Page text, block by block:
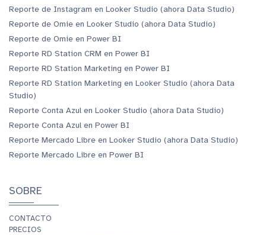
Reporte de Instagram en Looker Studio (ahora Data Studio)
Reporte de Omie en Looker Studio (ahora Data Studio)
Reporte de Omie en Power BI
Reporte RD Station CRM en Power BI
Reporte RD Station Marketing en Power BI
Reporte RD Station Marketing en Looker Studio (ahora Data
Studio)
Reporte Conta Azul en Looker Studio (ahora Data Studio)
Reporte Conta Azul en Power BI
Reporte Mercado Libre en Looker Studio (ahora Data Studio)
Reporte Mercado Libre en Power BI
SOBRE
CONTACTO
PRECIOS